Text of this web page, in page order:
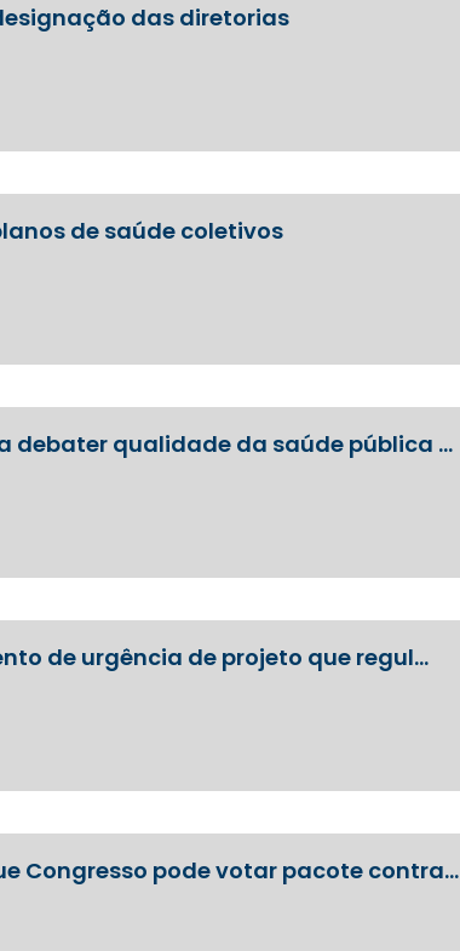
das diretorias
de saúde coletivos
debater qualidade da saúde pública …
de urgência de projeto que regul…
Congresso pode votar pacote contra…